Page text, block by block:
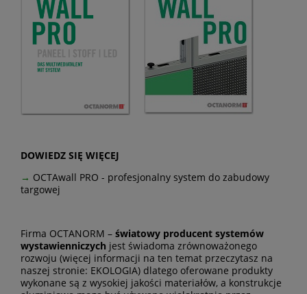
DOWIEDZ SIĘ WIĘCEJ
→ OCTAwall PRO - profesjonalny system do zabudowy
targowej
Firma OCTANORM – światowy producent systemów
wystawienniczych jest świadoma zrównoważonego
rozwoju (więcej informacji na ten temat przeczytasz na
naszej stronie: EKOLOGIA) dlatego oferowane produkty
wykonane są z wysokiej jakości materiałów, a konstrukcje